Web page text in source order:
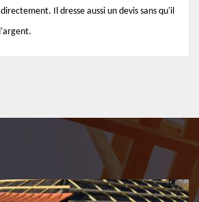
Il dresse aussi un devis sans qu'il